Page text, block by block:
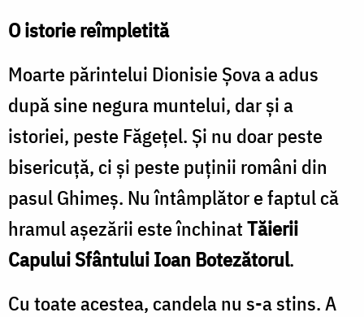
O istorie reîmpletită
Moarte părintelui Dionisie Şova a adus
după sine negura muntelui, dar şi a
istoriei, peste Făgeţel. Şi nu doar peste
bisericuţă, ci şi peste puţinii români din
pasul Ghimeş. Nu întâmplător e faptul că
hramul aşezării este închinatTăierii
Capului Sfântului Ioan Botezătorul.
Cu toate acestea, candela nu s-a stins. A